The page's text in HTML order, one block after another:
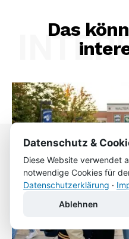
Das
Datenschutz &
Diese Website verwendet
notwendige Cookies für
Datenschutzerklärung ·
Ablehnen